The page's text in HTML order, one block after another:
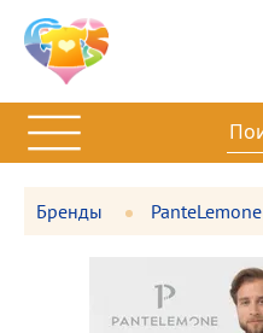
Бренды PanteLemone